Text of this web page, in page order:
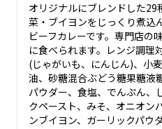
オリジナルにブレンドした
菜・ブイヨンをじっくり煮込
ビーフカレーです。専門店の
に食べられます。レンジ調理
(じゃがいも、にんじん)、小
油、砂糖混合ぶどう糖果糖液
パウダー、食塩、でんぷん、
クペースト、みそ、オニオン
ンブイヨン、ガーリックパウ